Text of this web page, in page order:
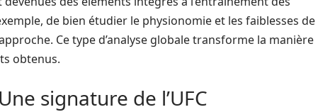
de bien étudier le physionomie et les faiblesses de
Ce type d’analyse globale transforme la manière
obtenus.
signature de l’UFC